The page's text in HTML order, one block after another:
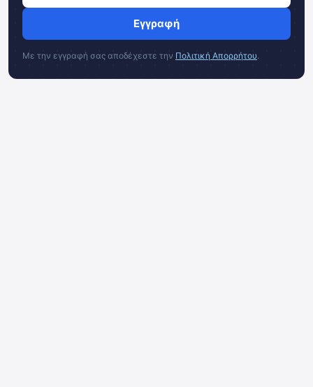
Εγγραφή
Με την εγγραφή σας αποδέχεστε την Πολιτική Απορρήτου.